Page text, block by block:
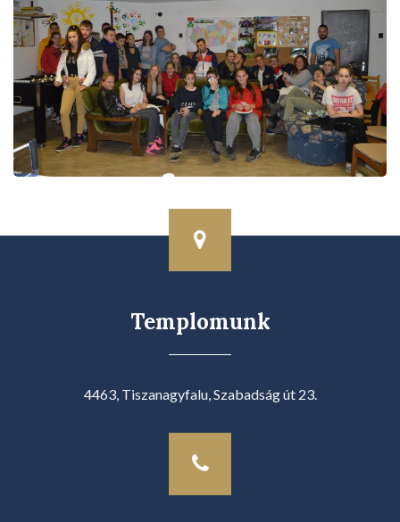
Templomunk
4463, Tiszanagyfalu, Szabadság út 23.